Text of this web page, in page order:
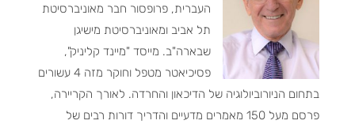
העברית, פרופסור חבר מאוניברסיטת
תל אביב ומאוניברסיטת מישיגן
שבארה"ב. מייסד "מיינד קליניק",
פסיכיאטר מטפל וחוקר מזה 4 עשורים
בתחום הניורוביולוגיה של הדיכאון והחרדה. לאורך הקריירה,
פרסם מעל 150 מאמרים מדעיים והדריך דורות רבים של